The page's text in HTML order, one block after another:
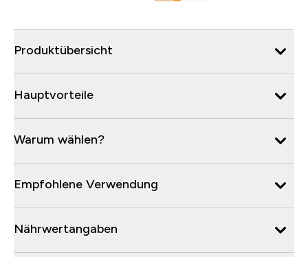
Produktübersicht
Hauptvorteile
Warum wählen?
Empfohlene Verwendung
Nährwertangaben